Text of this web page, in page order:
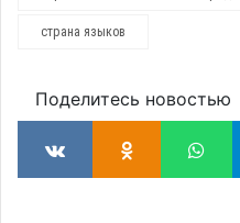
страна языков
Поделитесь новостью